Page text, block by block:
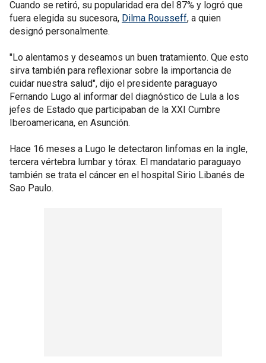
Cuando se retiró, su popularidad era del 87% y logró que
fuera elegida su sucesora, Dilma Rousseff, a quien
designó personalmente.
"Lo alentamos y deseamos un buen tratamiento. Que esto
sirva también para reflexionar sobre la importancia de
cuidar nuestra salud", dijo el presidente paraguayo
Fernando Lugo al informar del diagnóstico de Lula a los
jefes de Estado que participaban de la XXI Cumbre
Iberoamericana, en Asunción.
Hace 16 meses a Lugo le detectaron linfomas en la ingle,
tercera vértebra lumbar y tórax. El mandatario paraguayo
también se trata el cáncer en el hospital Sirio Libanés de
Sao Paulo.